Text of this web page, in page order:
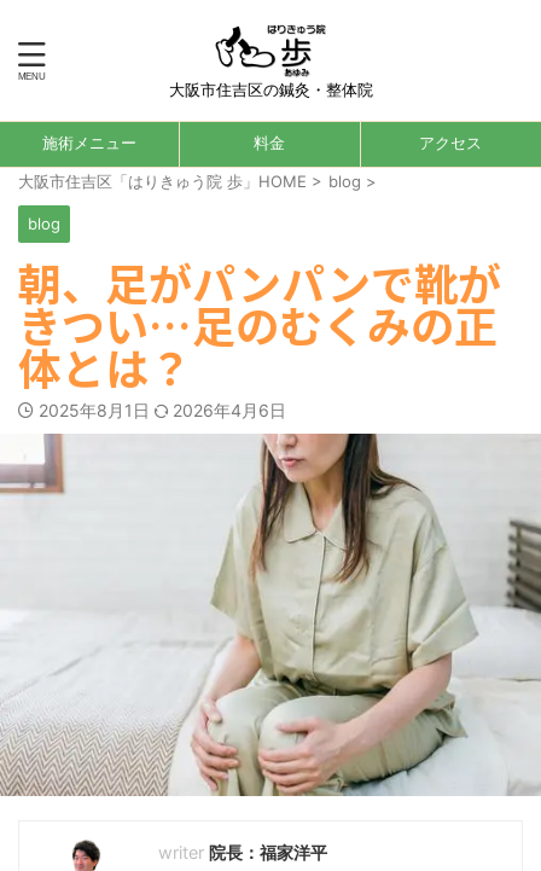
大阪市住吉区の鍼灸・整体院
施術メニュー 料金 アクセス
大阪市住吉区「はりきゅう院 歩」HOME > blog >
blog
朝、足がパンパンで靴が
きつい…足のむくみの正
体とは？
2025年8月1日 2026年4月6日
院長：福家洋平